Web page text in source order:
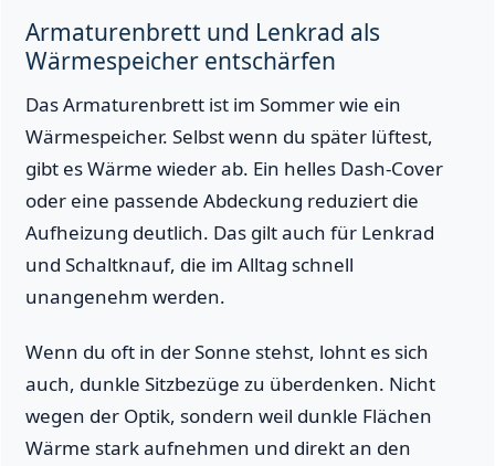
Armaturenbrett und Lenkrad als
Wärmespeicher entschärfen
Das Armaturenbrett ist im Sommer wie ein
Wärmespeicher. Selbst wenn du später lüftest,
gibt es Wärme wieder ab. Ein helles Dash-Cover
oder eine passende Abdeckung reduziert die
Aufheizung deutlich. Das gilt auch für Lenkrad
und Schaltknauf, die im Alltag schnell
unangenehm werden.
Wenn du oft in der Sonne stehst, lohnt es sich
auch, dunkle Sitzbezüge zu überdenken. Nicht
wegen der Optik, sondern weil dunkle Flächen
Wärme stark aufnehmen und direkt an den